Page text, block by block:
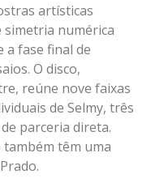
artísticas
numérica
fase final de
O disco,
reúne nove faixas
de Selmy, três
parceria direta.
também têm uma